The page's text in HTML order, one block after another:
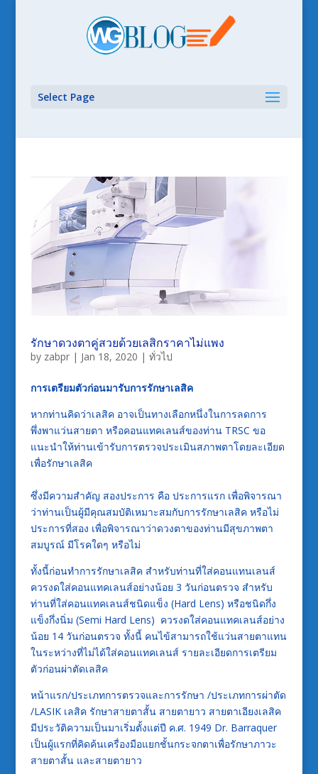
Select Page
รักษาดวงตาคู่สวยด้วยเลสิกราคาไม่แพง
by zabpr| Jan 18, 2020 | ทั่วไป
การเตรียมตัวก่อนมารับการรักษาเลสิค
หากท่านคิดว่าเลสิค อาจเป็นทางเลือกหนึ่งในการลดการ
พึ่งพาแว่นสายตา หรือคอนแทคเลนส์ของท่าน TRSC ขอ
แนะนำให้ท่านเข้ารับการตรวจประเมินสภาพตาโดยละเอียด
เพื่อรักษาเลสิค
ซึ่งมีความสำคัญ สองประการ คือ ประการแรก เพื่อพิจารณา
ว่าท่านเป็นผู้มีคุณสมบัติเหมาะสมกับการรักษาเลสิค หรือไม่
ประการที่สอง เพื่อพิจารณาว่าดวงตาของท่านมีสุขภาพตา
สมบูรณ์ มีโรคใดๆ หรือไม่
ทั้งนี้ก่อนทำการรักษาเลสิค สำหรับท่านที่ใส่คอนแทนเลนส์
ควรงดใส่คอนแทคเลนส์อย่างน้อย 3 วันก่อนตรวจ สำหรับ
ท่านที่ใส่คอนแทคเลนส์ชนิดแข็ง (Hard Lens) หรือชนิดกึ่ง
แข็งกึ่งนิ่ม (Semi Hard Lens) ควรงดใส่คอนแทคเลนส์อย่าง
น้อย 14 วันก่อนตรวจ ทั้งนี้ คนไข้สามารถใช้แว่นสายตาแทน
ในระหว่างที่ไม่ได้ใส่คอนแทคเลนส์ รายละเอียดการเตรียม
ตัวก่อนผ่าตัดเลสิค
หน้าแรก/ประเภทการตรวจและการรักษา /ประเภทการผ่าตัด
/LASIK เลสิค รักษาสายตาสั้น สายตายาว สายตาเอียงเลสิค
มีประวัติความเป็นมาเริ่มตั้งแต่ปี ค.ศ. 1949 Dr. Barraquer
เป็นผู้แรกที่คิดค้นเครื่องมือแยกชั้นกระจกตาเพื่อรักษาภาวะ
สายตาสั้น และสายตายาว